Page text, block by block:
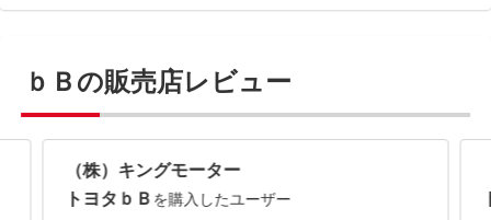
ｂＢの販売店レビュー
（株）キングモーター
トヨタｂＢ を購入したユーザー